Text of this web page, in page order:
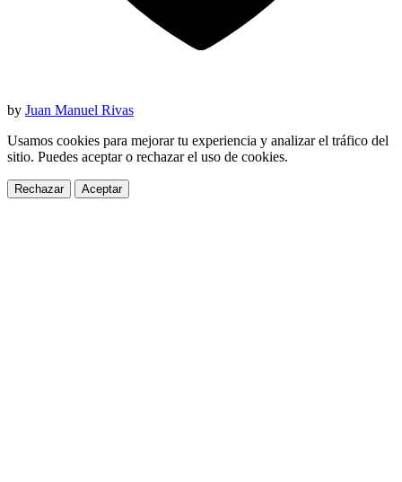
by Juan Manuel Rivas
Usamos cookies para mejorar tu experiencia y analizar el tráfico del
sitio. Puedes aceptar o rechazar el uso de cookies.
Rechazar Aceptar